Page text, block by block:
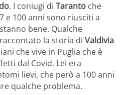
. I coniugi di Taranto che
e 100 anni sono riusciti a
bene. Qualche
la storia di Valdivia
che vive in Puglia che è
dal Covid. Lei era
lievi, che però a 100 anni
qualche problema.